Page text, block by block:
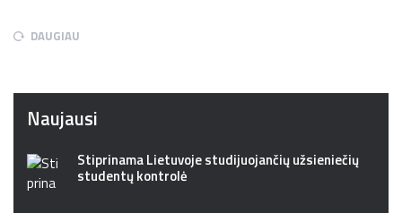
DAUGIAU
Naujausi
Stiprinama Lietuvoje studijuojančių užsieniečių
studentų kontrolė